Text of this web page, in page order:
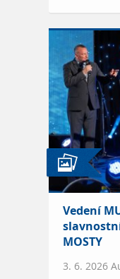
Vedení
MOSTY
3. 6. 2026